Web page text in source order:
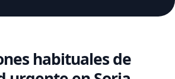
habituales de